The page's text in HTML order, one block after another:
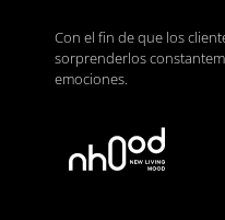
Con el fin de que los
sorprenderlos
emociones.